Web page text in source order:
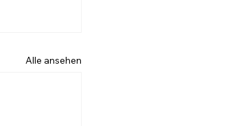
Alle ansehen